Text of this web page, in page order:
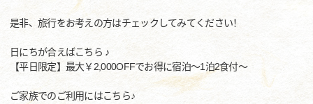
是非、旅行をお考えの方はチェックしてみてください！
日にちが合えばこちら ♪
【平日限定】最大￥2,000OFFでお得に宿泊～1泊2食付～
ご家族でのご利用にはこちら♪